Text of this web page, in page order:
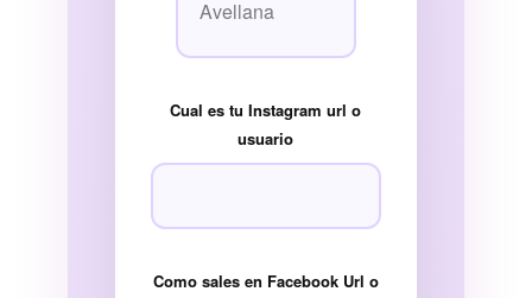
Cual es tu Instagram url o
usuario
Como sales en Facebook Url o